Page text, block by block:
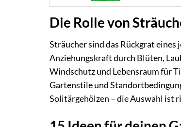
Die Rolle von
Sträucher sind das Rückgrat
Anziehungskraft durch Blüten,
Windschutz und Lebensraum für
Gartenstile und
Solitärgehölzen – die Auswahl ist